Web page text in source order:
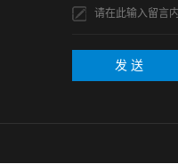
请在此输入留言